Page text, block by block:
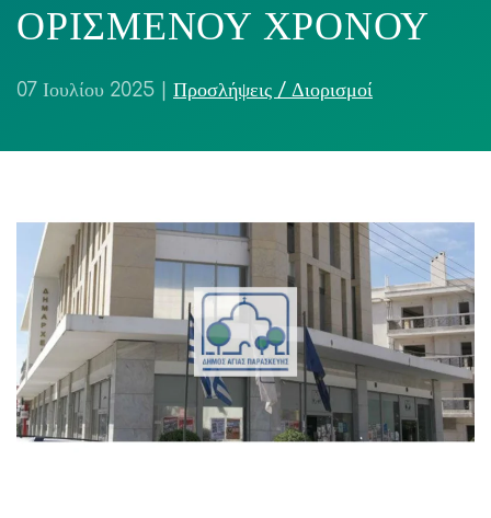
ΟΡΙΣΜΕΝΟΥ ΧΡΟΝΟΥ
07 Ιουλίου 2025 Προσλήψεις / Διορισμοί